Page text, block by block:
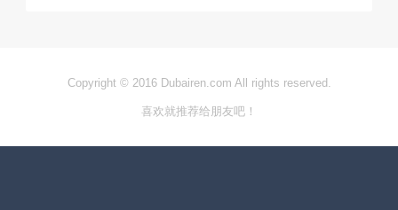
Copyright © 2016 Dubairen.com All rights reserved.
喜欢就推荐给朋友吧！